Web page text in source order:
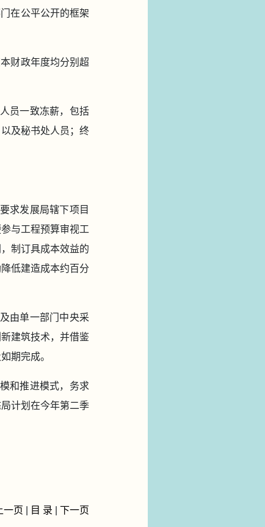
在公平公开的框架
财政年度均分别超
员一致冻薪，包括
及秘书处人员；终
求发展局辖下项目
与工程预算审视工
制订具成本效益的
低建造成本约百分
由单一部门中央采
建筑技术，并借鉴
期完成。
和推进模式，务求
计划在今年第二季
一页 目 录 下一页